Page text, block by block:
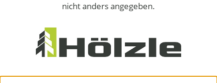
nicht anders angegeben.